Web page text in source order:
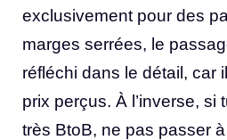
exclusivement pour des
marges serrées, le
réfléchi dans le détail, car
prix perçus. À l’inverse, si
très BtoB, ne pas passer